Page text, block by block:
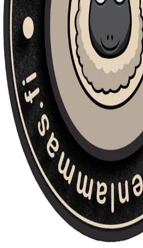
© 2026 Janoinenlammas.fi. Kaikki